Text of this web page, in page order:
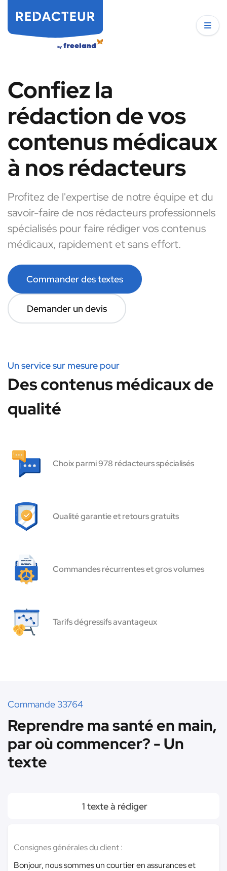
Confiez la
rédaction de vos
contenus médicaux
à nos rédacteurs
Profitez de l'expertise de notre équipe et du
savoir-faire de nos rédacteurs professionnels
spécialisés pour faire rédiger vos contenus
médicaux, rapidement et sans effort.
Commander des textes
Demander un devis
Un service sur mesure pour
Des contenus médicaux de
qualité
Choix parmi 978 rédacteurs spécialisés
Qualité garantie et retours gratuits
Commandes récurrentes et gros volumes
Tarifs dégressifs avantageux
Commande 33764
Reprendre ma santé en main,
par où commencer? - Un
texte
1 texte à rédiger
Consignes générales du client :
Bonjour, nous sommes un courtier en assurances et